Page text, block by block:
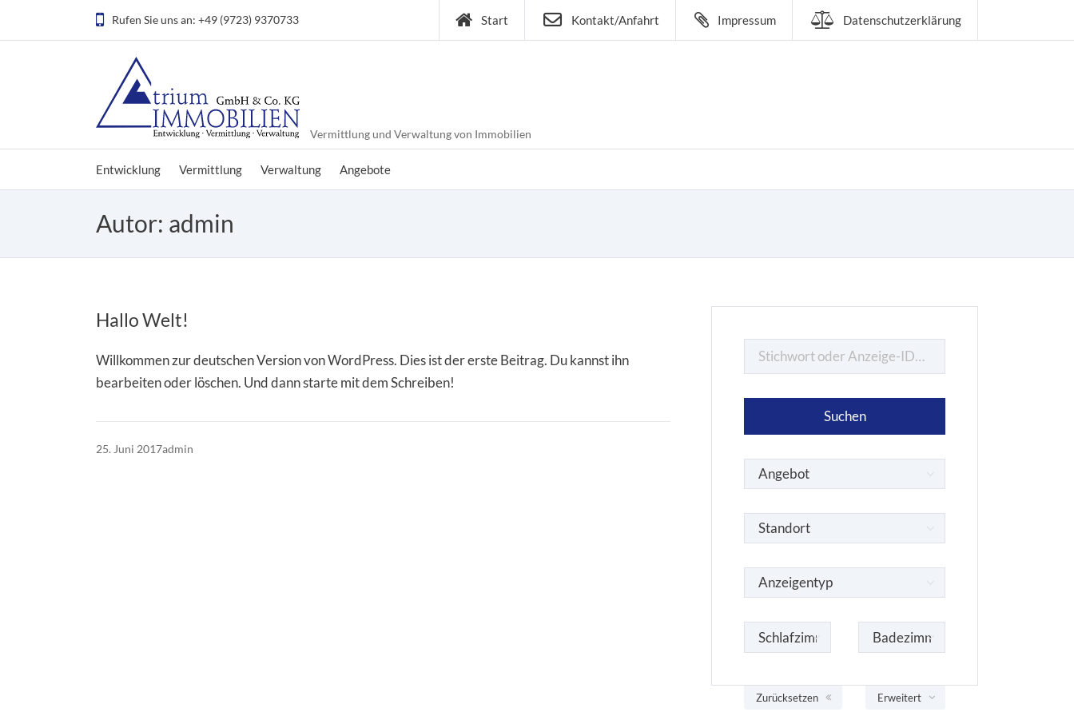
Rufen Sie uns an: +49 (9723) 9370733 Start Kontakt/Anfahrt Impressum Datenschutzerklärung
Vermittlung und Verwaltung von Immobilien
Entwicklung Vermittlung Verwaltung Angebote
Autor: admin
Hallo Welt!
Willkommen zur deutschen Version von WordPress. Dies ist der erste Beitrag. Du kannst ihn
bearbeiten oder löschen. Und dann starte mit dem Schreiben!
25. Juni 2017admin
Erweitert
Zurücksetzen